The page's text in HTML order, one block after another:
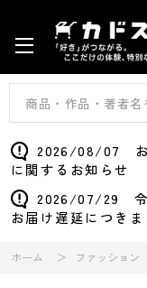
2026/08/07 お
に関するお知らせ
2026/07/29 令
お届け遅延につきま
ホーム ファッション